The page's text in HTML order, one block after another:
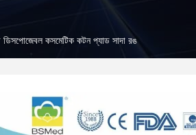
কসমেটিক কটন প্যাড সাদা রঙ